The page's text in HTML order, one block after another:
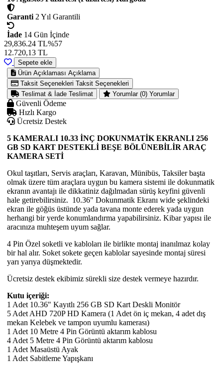
Garanti 2 Yıl Garantili
İade 14 Gün İçinde
29,836.24 TL%57
12.720,13 TL
Sepete ekle
Ürün Açıklaması Açıklama
Taksit Seçenekleri Taksit Seçenekleri
Teslimat & İade Teslimat Yorumlar (0) Yorumlar
Güvenli Ödeme
Hızlı Kargo
Ücretsiz Destek
5 KAMERALI 10.33 İNÇ DOKUNMATİK EKRANLI 256
GB SD KART DESTEKLİ BEŞE BÖLÜNEBİLİR ARAÇ
KAMERA SETİ
Okul taşıtları, Servis araçları, Karavan, Münibüs, Taksiler başta
olmak üzere tüm araçlara uygun bu kamera sistemi ile dokunmatik
ekranın avantajı ile dikkatiniz dağılmadan sürüş keyfini güvenli
hale getirebilirsiniz. 10.36" Dokunmatik Ekranı wide şeklindeki
ekran ile göğüs üstünde yada tavana monte ederek yada uygun
herhangi bir yerde konumlandırma yapabilirsiniz. Kibar yapısı ile
aracınıza muhteşem uyum sağlar.
4 Pin Özel soketli ve kabloları ile birlikte montaj inanılmaz kolay
bir hal alır. Soket sokete geçen kablolar sayesinde montaj süresi
yarı yarıya düşmektedir.
Ücretsiz destek ekibimiz sürekli size destek vermeye hazırdır.
Kutu içeriği:
1 Adet 10.36" Kayıtlı 256 GB SD Kart Deskli Monitör
5 Adet AHD 720P HD Kamera (1 Adet ön iç mekan, 4 adet dış
mekan Kelebek ve tampon uyumlu kamerası)
1 Adet 10 Metre 4 Pin Görüntü aktarım kablosu
4 Adet 5 Metre 4 Pin Görüntü aktarım kablosu
1 Adet Masaüstü Ayak
1 Adet Sabitleme Yapışkanı